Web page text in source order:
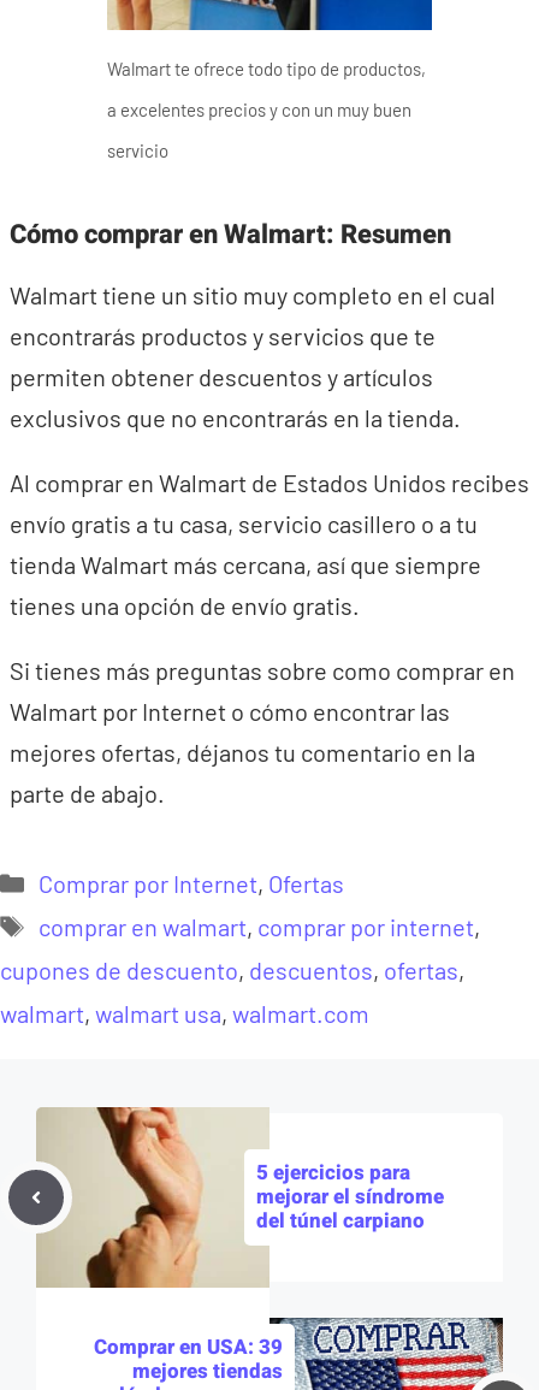
Walmart te ofrece todo tipo de productos,
a excelentes precios y con un muy buen
servicio
Cómo comprar en Walmart: Resumen
Walmart tiene un sitio muy completo en el cual
encontrarás productos y servicios que te
permiten obtener descuentos y artículos
exclusivos que no encontrarás en la tienda.
Al comprar en Walmart de Estados Unidos recibes
envío gratis a tu casa, servicio casillero o a tu
tienda Walmart más cercana, así que siempre
tienes una opción de envío gratis.
Si tienes más preguntas sobre como comprar en
Walmart por Internet o cómo encontrar las
mejores ofertas, déjanos tu comentario en la
parte de abajo.
Categorías
Comprar por Internet, Ofertas
Etiquetas
comprar en walmart, comprar por internet,
cupones de descuento, descuentos, ofertas,
walmart, walmart usa, walmart.com
5 ejercicios para
mejorar el síndrome
del túnel carpiano
Comprar en USA: 39
mejores tiendas